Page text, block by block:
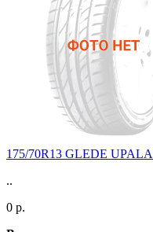
175/70R13 GLEDE
..
0 р.